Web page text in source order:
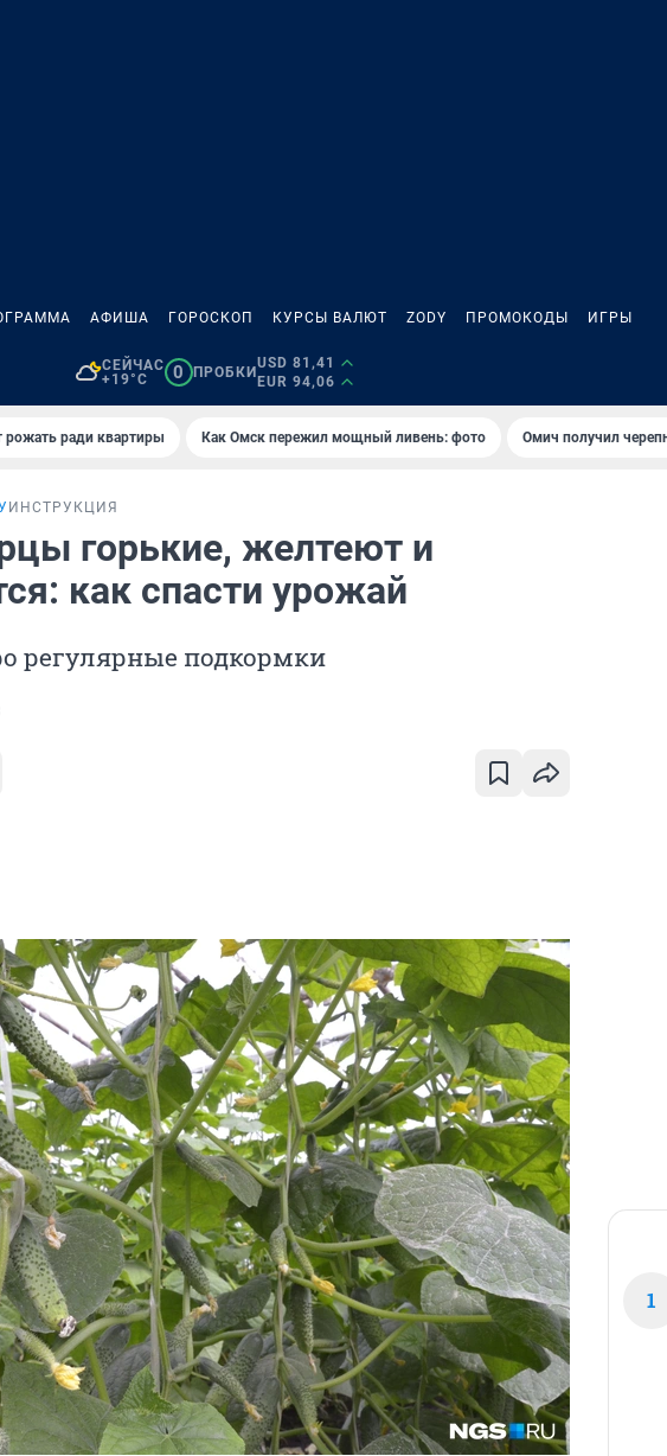
АФИША ГОРОСКОП КУРСЫ ВАЛЮТ ZODY ПРОМОКОДЫ ИГРЫ
СЕЙЧАС
+19°C
0 ПРОБКИ
USD 81,41
EUR 94,06
рожать ради квартиры Как Омск пережил мощный ливень: фото Омич получил
ИНСТРУКЦИЯ
горькие, желтеют и
как спасти урожай
регулярные подкормки
1